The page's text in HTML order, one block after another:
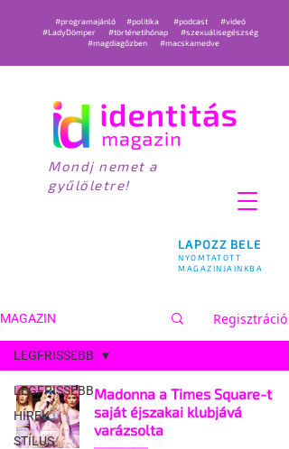
LAPOZZ BELE
NYOMTATOTT
MAGAZINJAINKBA
#programajánló #politika #podcast
#videó
#LadyDömper
#történetihónap
#szexuálisegészség
#magdiagőzben
#macskamedve
Mondj nemet a
gyűlöletre!
MAGAZIN Regisztráció
LEGFRISSEBB
HÍREK
STÍLUS
LEGFRISSEBB
Madonna a Times Square-t
saját éjszakai klubjává
varázsolta